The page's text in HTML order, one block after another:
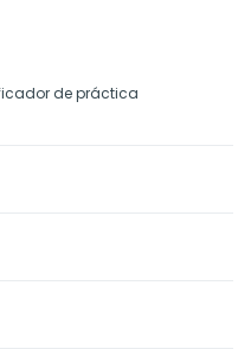
de práctica